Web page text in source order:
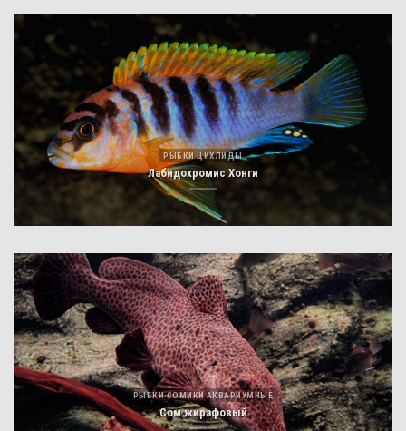
РЫБКИ ЦИХЛИДЫ
Лабидохромис Хонги
РЫБКИ СОМИКИ АКВАРИУМНЫЕ
Сом жирафовый